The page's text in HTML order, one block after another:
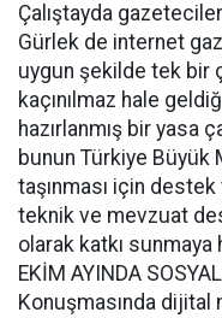
Çalıştayda
Gürlek de internet
uygun şekilde tek bir
kaçınılmaz hale
hazırlanmış bir yasa
bunun Türkiye
taşınması için
teknik ve mevzuat
olarak katkı sunmaya
EKİM AYINDA
Konuşmasında